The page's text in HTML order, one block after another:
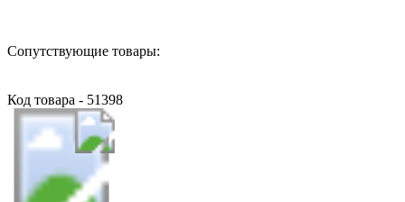
Сопутствующие товары:
Код товара - 51398